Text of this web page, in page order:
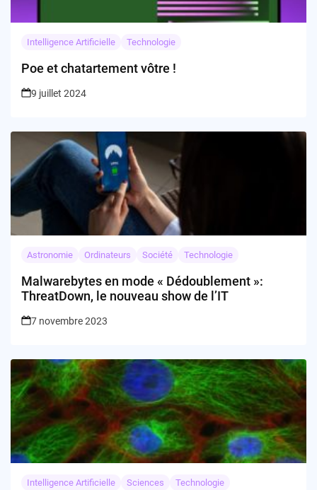
Intelligence Artificielle Technologie
Poe et chatartement vôtre !
9 juillet 2024
Astronomie Ordinateurs Société Technologie
Malwarebytes en mode « Dédoublement »:
ThreatDown, le nouveau show de l’IT
7 novembre 2023
Intelligence Artificielle Sciences Technologie